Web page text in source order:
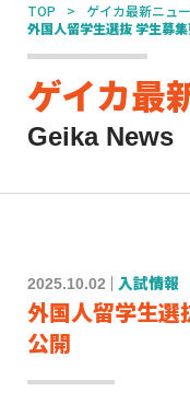
TOP
ゲイカ最新ニュ
外国人留学生選抜 学生募
ゲイカ最
Geika News
2025.10.02 入試情報
外国人留学生選
公開